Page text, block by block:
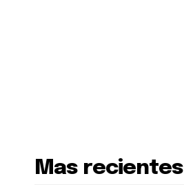
Mas recientes